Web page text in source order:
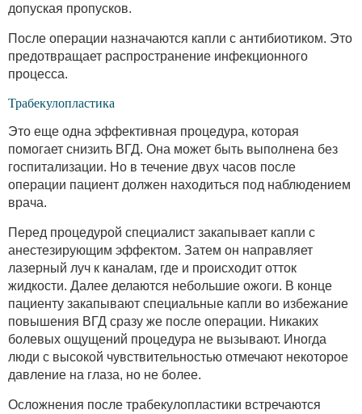
допуская пропусков.
После операции назначаются капли с антибиотиком. Это
предотвращает распространение инфекционного
процесса.
Трабекулопластика
Это еще одна эффективная процедура, которая
помогает снизить ВГД. Она может быть выполнена без
госпитализации. Но в течение двух часов после
операции пациент должен находиться под наблюдением
врача.
Перед процедурой специалист закапывает капли с
анестезирующим эффектом. Затем он направляет
лазерный луч к каналам, где и происходит отток
жидкости. Далее делаются небольшие ожоги. В конце
пациенту закапывают специальные капли во избежание
повышения ВГД сразу же после операции. Никаких
болевых ощущений процедура не вызывают. Иногда
люди с высокой чувствительностью отмечают некоторое
давление на глаза, но не более.
Осложнения после трабекулопластики встречаются